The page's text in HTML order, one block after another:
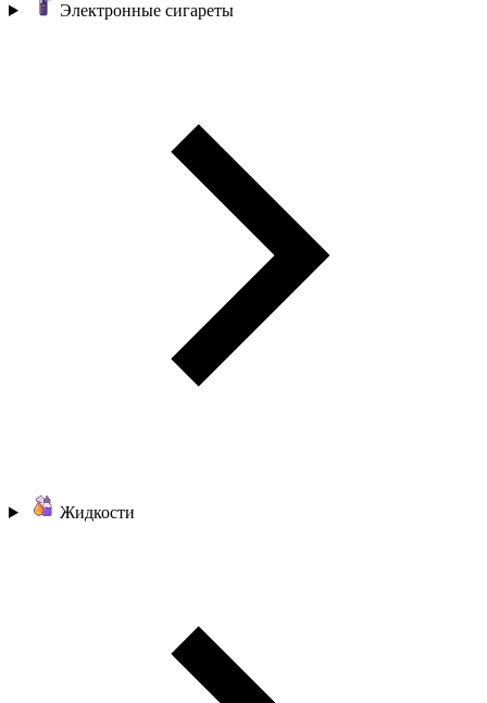
Электронные сигареты
Жидкости